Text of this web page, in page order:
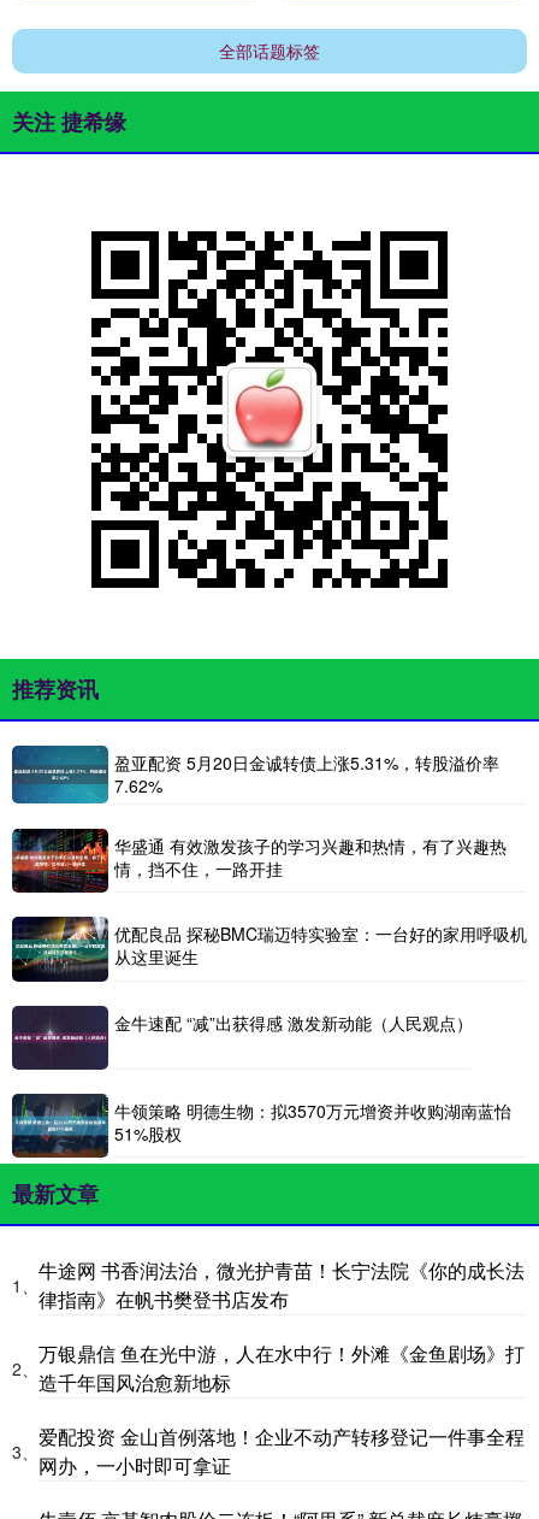
全部话题标签
关注 捷希缘
推荐资讯
盈亚配资 5月20日金诚转债上涨5.31%，转股溢价率
7.62%
华盛通 有效激发孩子的学习兴趣和热情，有了兴趣热
情，挡不住，一路开挂
优配良品 探秘BMC瑞迈特实验室：一台好的家用呼吸机
从这里诞生
金牛速配 “减”出获得感 激发新动能（人民观点）
牛领策略 明德生物：拟3570万元增资并收购湖南蓝怡
51%股权
最新文章
1、
牛途网 书香润法治，微光护青苗！长宁法院《你的成长法
律指南》在帆书樊登书店发布
2、
万银鼎信 鱼在光中游，人在水中行！外滩《金鱼剧场》打
造千年国风治愈新地标
3、
爱配投资 金山首例落地！企业不动产转移登记一件事全程
网办，一小时即可拿证